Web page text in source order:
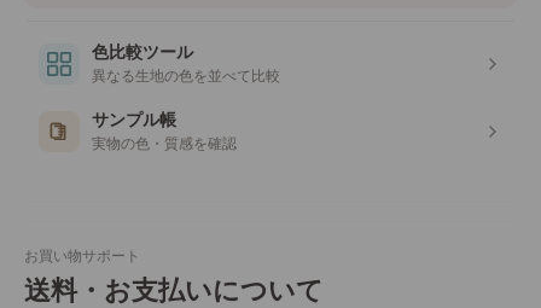
色比較ツール
異なる生地の色を並べて比較
サンプル帳
実物の色・質感を確認
お買い物サポート
送料・お支払いについて